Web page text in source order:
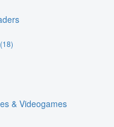
(18)
& Videogames